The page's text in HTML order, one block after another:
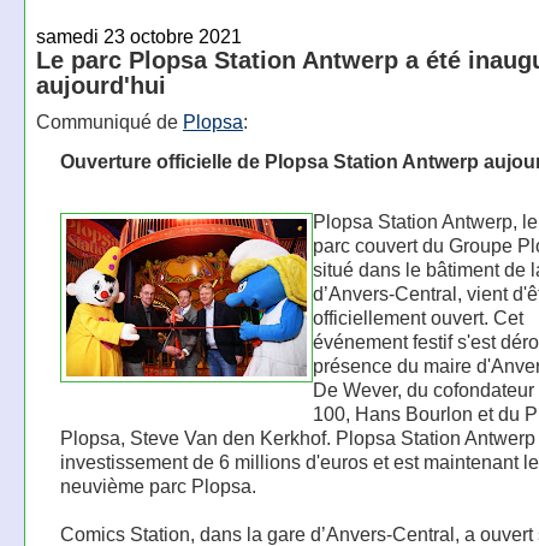
samedi 23 octobre 2021
Le parc Plopsa Station Antwerp a été
aujourd'hui
Communiqué de Plopsa:
Ouverture officielle de Plopsa Station Antwerp
Plopsa Station Antwerp,
parc couvert du Groupe
situé dans le bâtiment de
d’Anvers-Central, vient
officiellement ouvert. Cet
événement festif s'est
présence du maire
De Wever, du
100, Hans Bourlon et du
Plopsa, Steve Van den Kerkhof. Plopsa Station
investissement de 6 millions d'euros et est maintenant le
neuvième parc Plopsa.
Comics Station, dans la gare d’Anvers-Central, a ouvert